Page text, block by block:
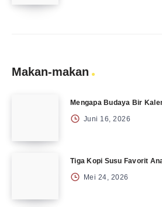
Makan-makan
Mengapa Budaya Bir
Juni 16, 2026
Tiga Kopi Susu Favorit
Mei 24, 2026